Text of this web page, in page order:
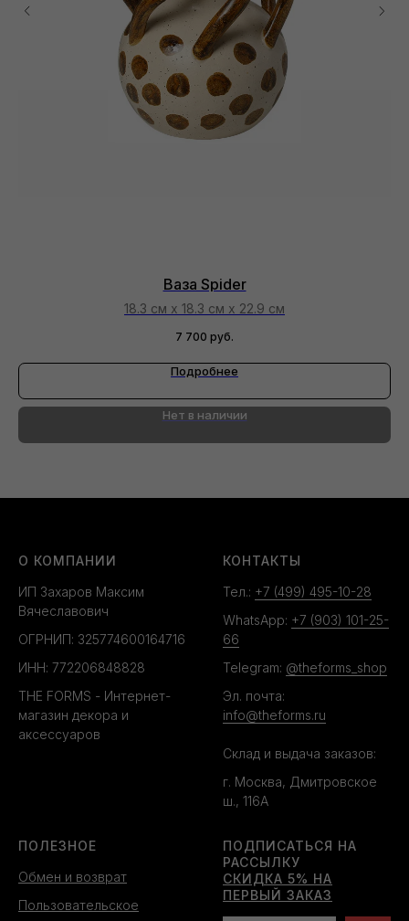
Ваза Spider
18.3 см х 18.3 см х 22.9 см
7 700 руб.
Подробнее
Нет в наличии
О КОМПАНИИ
ИП Захаров Максим
Вячеславович
ОГРНИП: 325774600164716
ИНН: 772206848828
THE FORMS - Интернет-
магазин декора и
аксессуаров
КОНТАКТЫ
Тел.: +7 (499) 495-10-28
WhatsApp: +7 (903) 101-25-
66
Telegram: @theforms_shop
Эл. почта:
info@theforms.ru
Склад и выдача заказов:
г. Москва, Дмитровское
ш., 116А
ПОЛЕЗНОЕ
Обмен и возврат
Пользовательское
ПОДПИСАТЬСЯ НА
РАССЫЛКУ
СКИДКА 5% НА
ПЕРВЫЙ ЗАКАЗ